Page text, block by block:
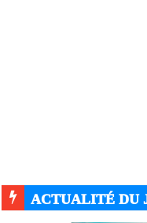
ACTUALITÉ DU